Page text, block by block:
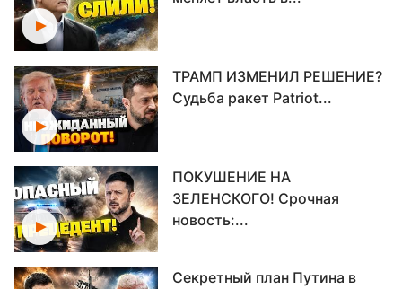
ТРАМП ИЗМЕНИЛ РЕШЕНИЕ?
Судьба ракет Patriot...
ПОКУШЕНИЕ НА
ЗЕЛЕНСКОГО! Срочная
новость:...
Секретный план Путина в